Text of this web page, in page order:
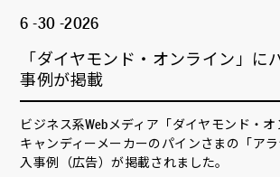
6 -30 -2026
「ダイヤモンド・オンライン」に
事例が掲載
ビジネス系Webメディア「ダイヤモンド・オ
キャンディーメーカーのパインさまの「ア
入事例（広告）が掲載されました。